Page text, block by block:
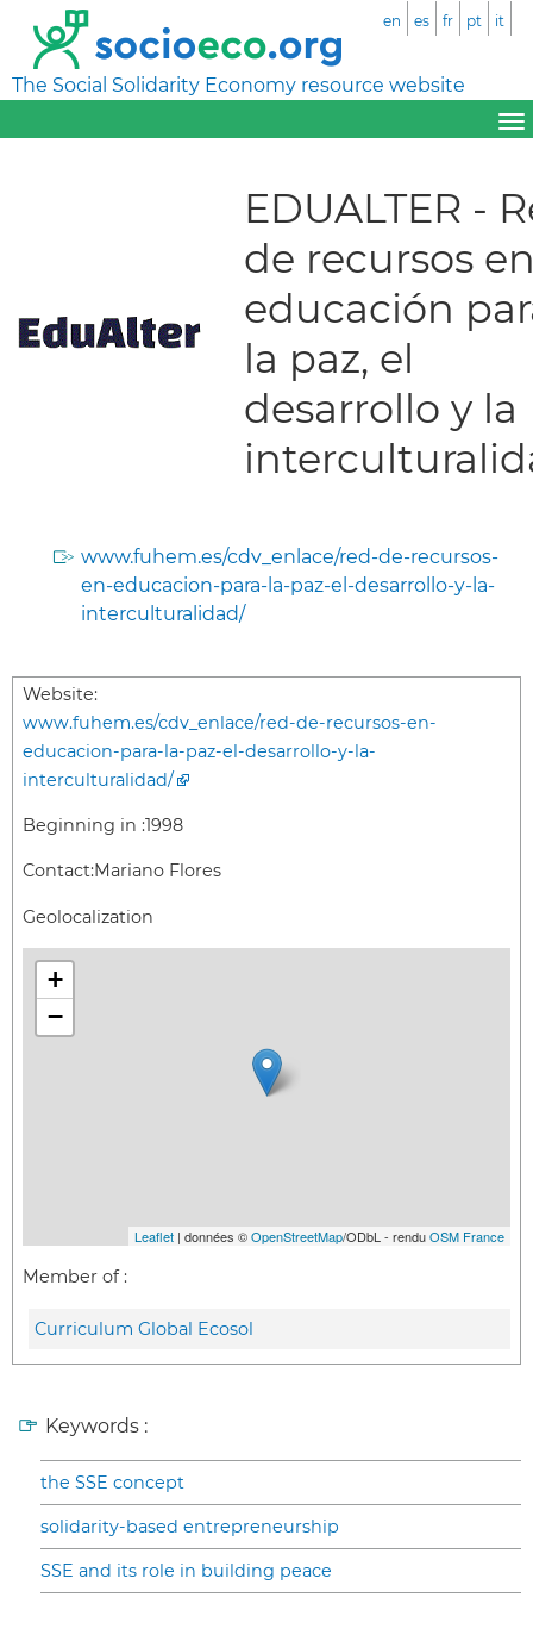
The Social Solidarity Economy resource website
en es fr pt it
EDUALTER -
de recursos
educación
la paz, el
desarrollo y la
www.fuhem.es/cdv_enlace/red-de-recursos-
en-educacion-para-la-paz-el-desarrollo-y-la-
interculturalidad/
Website:
www.fuhem.es/cdv_enlace/red-de-recursos-en-
educacion-para-la-paz-el-desarrollo-y-la-
interculturalidad/
Beginning in :1998
Contact:Mariano Flores
Geolocalization
+
−
Leaflet | données ©OpenStreetMap/ODbL - renduOSM France
Member of :
Curriculum Global Ecosol
Keywords :
the SSE concept
solidarity-based entrepreneurship
SSE and its role in building peace